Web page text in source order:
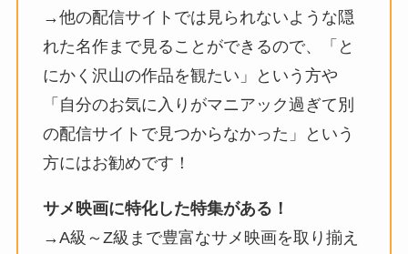
→他の配信サイトでは見られないような隠
れた名作まで見ることができるので、「と
にかく沢山の作品を観たい」という方や
「自分のお気に入りがマニアック過ぎて別
の配信サイトで見つからなかった」という
方にはお勧めです！
サメ映画に特化した特集がある！
→A級～Z級まで豊富なサメ映画を取り揃え